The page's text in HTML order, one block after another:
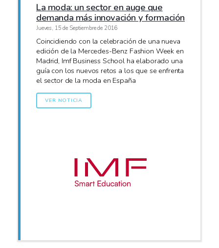
La moda: un sector en auge que
demanda más innovación y formación
Jueves, 15 de Septiembre de 2016
Coincidiendo con la celebración de una nueva
edición de la Mercedes-Benz Fashion Week en
Madrid, Imf Business School ha elaborado una
guía con los nuevos retos a los que se enfrenta
el sector de la moda en España
VER NOTICIA